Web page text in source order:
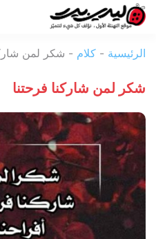
بيرد
الرئيسية - كلام - شكر لمن
شكر لمن شاركنا فرحتنا